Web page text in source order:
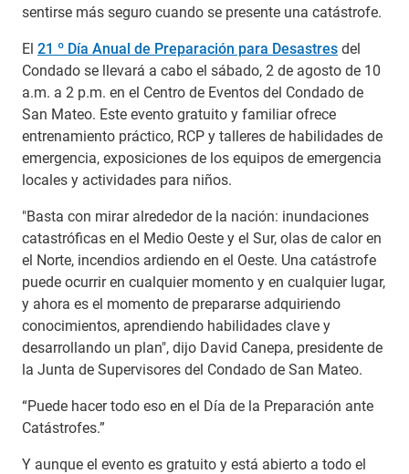
sentirse más seguro cuando se presente una catástrofe.
El 21 º Día Anual de Preparación para Desastresdel
Condado se llevará a cabo el sábado, 2 de agosto de 10
a.m. a 2 p.m. en el Centro de Eventos del Condado de
San Mateo. Este evento gratuito y familiar ofrece
entrenamiento práctico, RCP y talleres de habilidades de
emergencia, exposiciones de los equipos de emergencia
locales y actividades para niños.
"Basta con mirar alrededor de la nación: inundaciones
catastróficas en el Medio Oeste y el Sur, olas de calor en
el Norte, incendios ardiendo en el Oeste. Una catástrofe
puede ocurrir en cualquier momento y en cualquier lugar,
y ahora es el momento de prepararse adquiriendo
conocimientos, aprendiendo habilidades clave y
desarrollando un plan", dijo David Canepa, presidente de
la Junta de Supervisores del Condado de San Mateo.
“Puede hacer todo eso en el Día de la Preparación ante
Catástrofes.”
Y aunque el evento es gratuito y está abierto a todo el